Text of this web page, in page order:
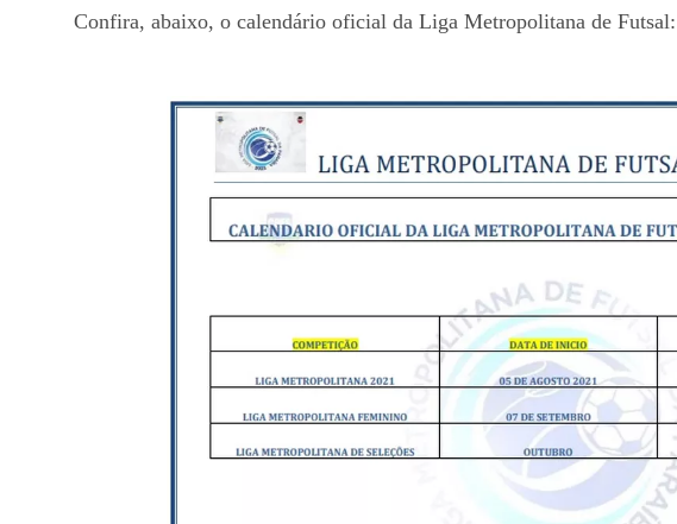
Confira, abaixo, o calendário oficial da Liga Metropolitana de Futsal: